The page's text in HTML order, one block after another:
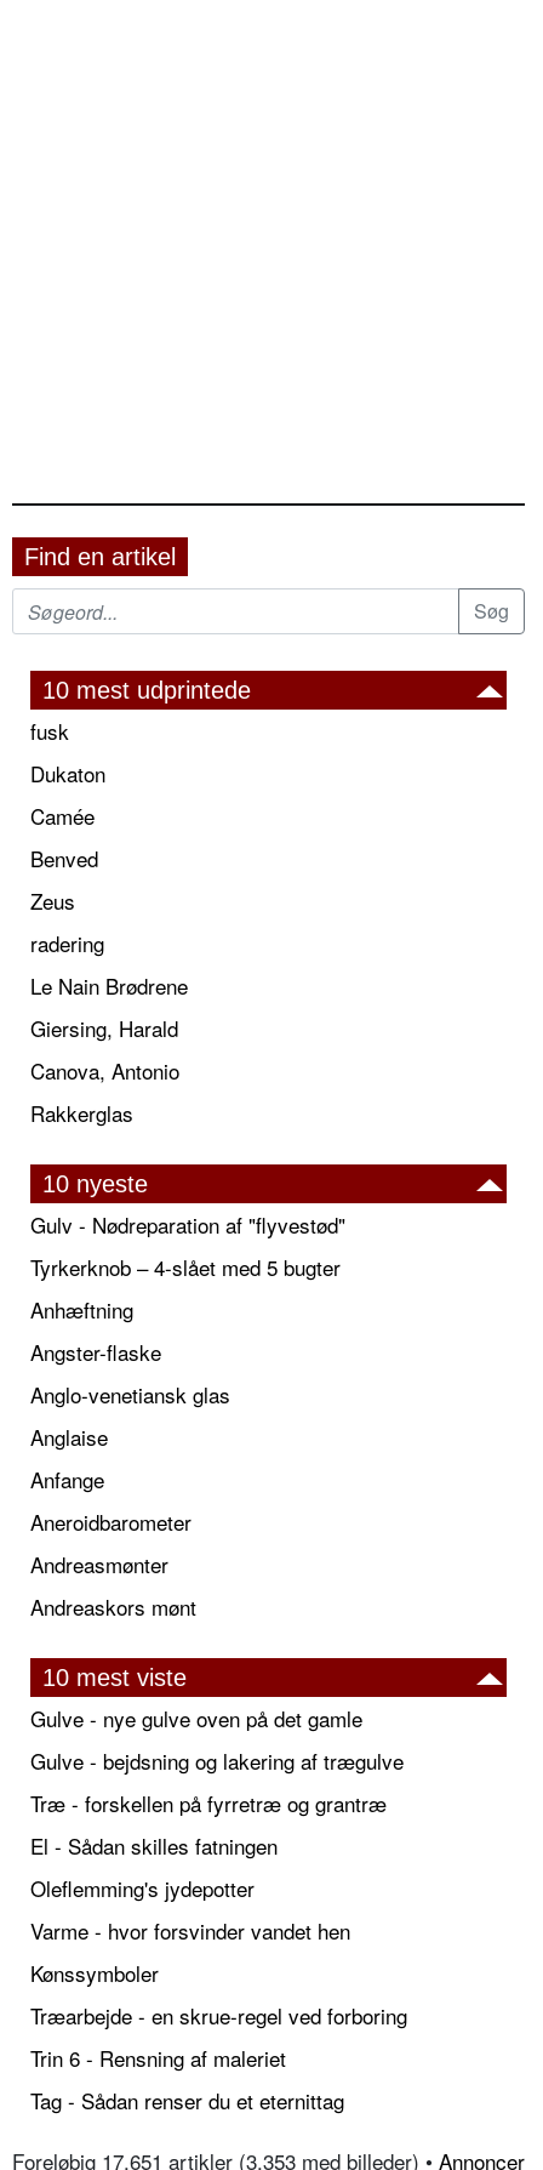
Find en artikel
10 mest udprintede
fusk
Dukaton
Camée
Benved
Zeus
radering
Le Nain Brødrene
Giersing, Harald
Canova, Antonio
Rakkerglas
10 nyeste
Gulv - Nødreparation af "flyvestød"
Tyrkerknob – 4-slået med 5 bugter
Anhæftning
Angster-flaske
Anglo-venetiansk glas
Anglaise
Anfange
Aneroidbarometer
Andreasmønter
Andreaskors mønt
10 mest viste
Gulve - nye gulve oven på det gamle
Gulve - bejdsning og lakering af trægulve
Træ - forskellen på fyrretræ og grantræ
El - Sådan skilles fatningen
Oleflemming's jydepotter
Varme - hvor forsvinder vandet hen
Kønssymboler
Træarbejde - en skrue-regel ved forboring
Trin 6 - Rensning af maleriet
Tag - Sådan renser du et eternittag
Foreløbig 17.651 artikler (3.353 med billeder) • Annoncer